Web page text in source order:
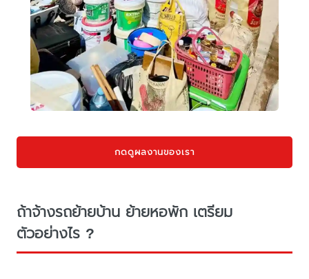
กดดูผลงานของเรา
ถ้าจ้างรถย้ายบ้าน ย้ายหอพัก เตรียม
ตัวอย่างไร ?